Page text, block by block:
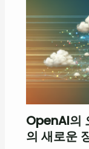
OpenAI의
의 새로운